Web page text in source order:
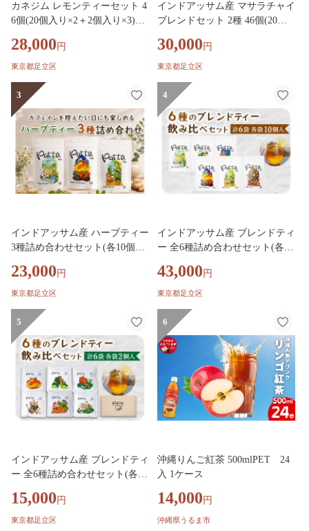
カネジム レモンティーセット 4
6個(20個入り×2＋2個入り×3)｜
サム紅茶 インドアッサム産 ア
ッサム州産レモン 紅茶 ブレン
28,000 円
東京都足立区
インドアッサム産 マサラチャイ
ブレンドセット 2種 46個(20個
ャイ ブレンドセット ハーブテ
ィー ティーバッグ 飲み比べ ギ
ゼント リラックス ティータイ
ム [1519]
30,000 円
東京都足立区
3
インドアッサム産 ハーブティー
3種詰め合わせセット(各10個入)
ブ ノンカフェイン 紅茶 ブレン
ドティー スパイスティー ハー
ーバッグ [1518]
23,000 円
東京都足立区
4
インドアッサム産 ブレンドティ
ー 全6種詰め合わせセット(各10
ドアッサム インド産紅茶 ブレ
ンドティー スパイスティー ハ
43,000 円
東京都足立区
5
インドアッサム産 ブレンドティ
ー 全6種詰め合わせセット(各2
ボックス ギフトセット 紅茶 ス
パイスティー ハーブティー ブ
15,000 円
東京都足立区
6
沖縄りんご紅茶 500mlPET 24
入 1ケース
14,000 円
沖縄県うるま市